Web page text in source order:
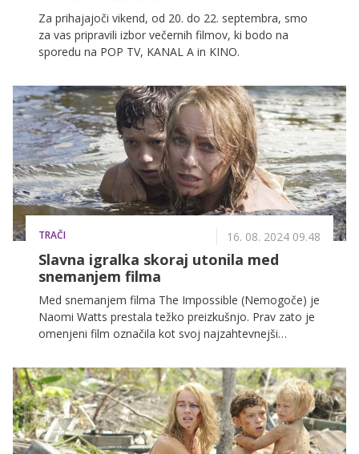
Za prihajajoči vikend, od 20. do 22. septembra, smo
za vas pripravili izbor večernih filmov, ki bodo na
sporedu na POP TV, KANAL A in KINO.
TRAČI 16. 08. 2024 09.48
Slavna igralka skoraj utonila med
snemanjem filma
Med snemanjem filma The Impossible (Nemogoče) je
Naomi Watts prestala težko preizkušnjo. Prav zato je
omenjeni film označila kot svoj najzahtevnejši
izredno naporno.